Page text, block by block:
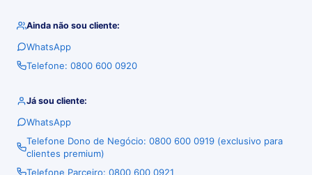
Ainda não sou cliente:
WhatsApp
Telefone: 0800 600 0920
Já sou cliente:
WhatsApp
Telefone Dono de Negócio: 0800 600 0919 (exclusivo para
clientes premium)
Telefone Parceiro: 0800 600 0921